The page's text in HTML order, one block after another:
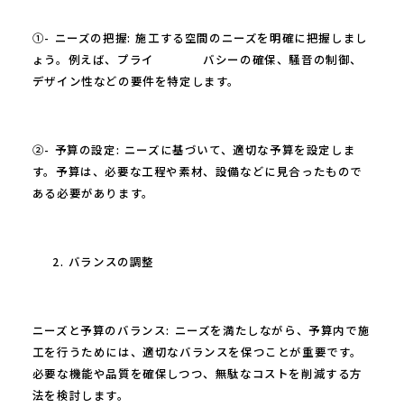
①- ニーズの把握: 施工する空間のニーズを明確に把握しまし
ょう。例えば、プライ バシーの確保、騒音の制御、
デザイン性などの要件を特定します。
②- 予算の設定: ニーズに基づいて、適切な予算を設定しま
す。予算は、必要な工程や素材、設備などに見合ったもので
ある必要があります。
バランスの調整
ニーズと予算のバランス: ニーズを満たしながら、予算内で施
工を行うためには、適切なバランスを保つことが重要です。
必要な機能や品質を確保しつつ、無駄なコストを削減する方
法を検討します。